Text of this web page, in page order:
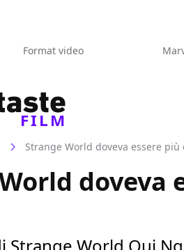
Format video
FILM
Strange World doveva essere
doveva